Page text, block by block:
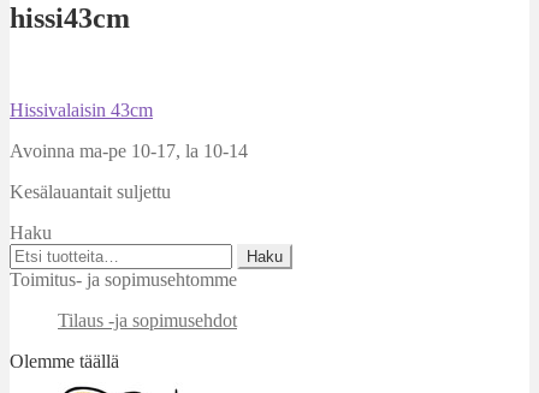
hissi43cm
Artikkelien
selaus
Edellinen
Hissivalaisin 43cm
Avoinna ma-pe 10-17, la 10-14
Kesälauantait suljettu
Haku
Etsi:
Haku
Toimitus- ja sopimusehtomme
Tilaus -ja sopimusehdot
Olemme täällä